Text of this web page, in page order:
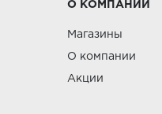
О КОМПАНИИ
Магазины
О компании
Акции